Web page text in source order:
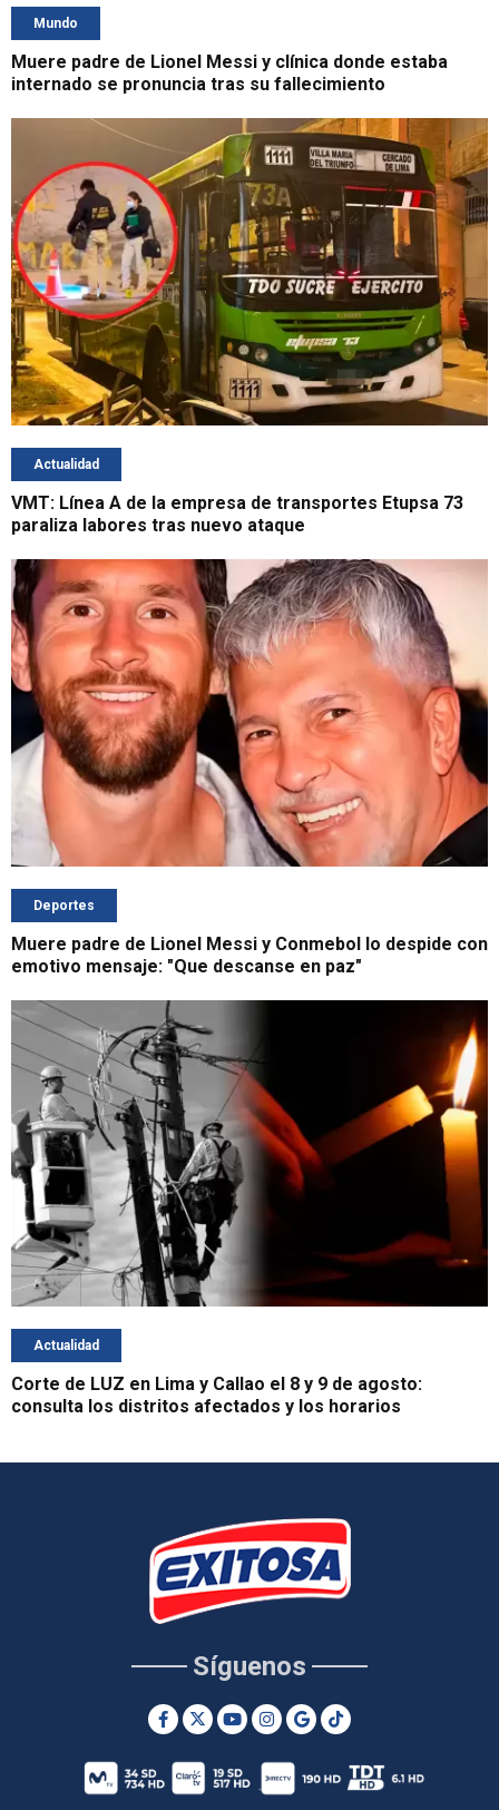
Mundo
Muere padre de Lionel Messi y clínica donde estaba
internado se pronuncia tras su fallecimiento
Actualidad
VMT: Línea A de la empresa de transportes Etupsa 73
paraliza labores tras nuevo ataque
Deportes
Muere padre de Lionel Messi y Conmebol lo despide con
emotivo mensaje: "Que descanse en paz"
Actualidad
Corte de LUZ en Lima y Callao el 8 y 9 de agosto:
consulta los distritos afectados y los horarios
Síguenos